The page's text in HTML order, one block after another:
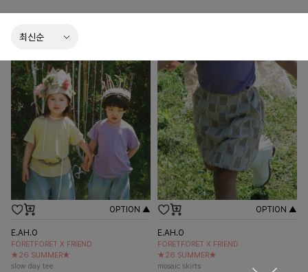
OPTION ▲
E.AH.O
FORETFORET X FRIEND
★26 SUMMER★
slow day tee
OPTION ▲
E.AH.O
FORETFORET X FRIEND
★26 SUMMER★
mosaic skirts